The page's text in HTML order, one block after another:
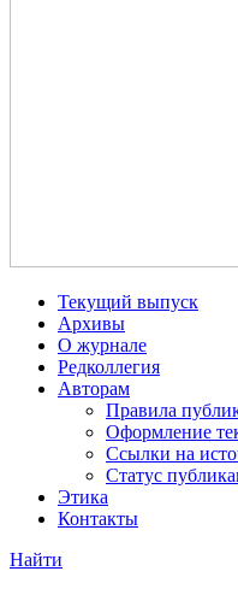
Текущий выпуск
Архивы
О журнале
Редколлегия
Авторам
Правила
Оформление
Ссылки на
Статус
Этика
Контакты
Найти